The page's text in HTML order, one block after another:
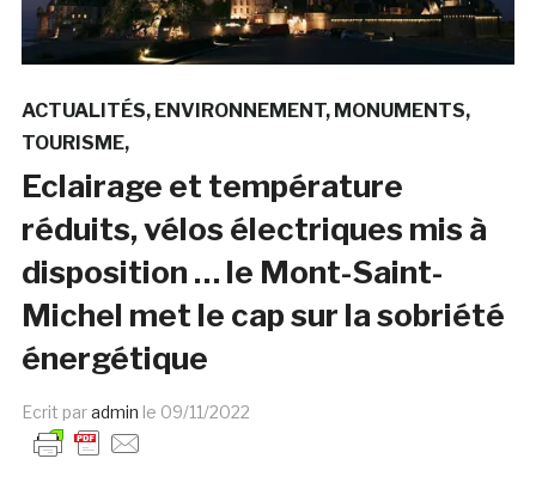
ACTUALITÉS ENVIRONNEMENT MONUMENTS
TOURISME
Eclairage et température
réduits, vélos électriques mis à
disposition … le Mont-Saint-
Michel met le cap sur la sobriété
énergétique
Ecrit paradmin le 09/11/2022